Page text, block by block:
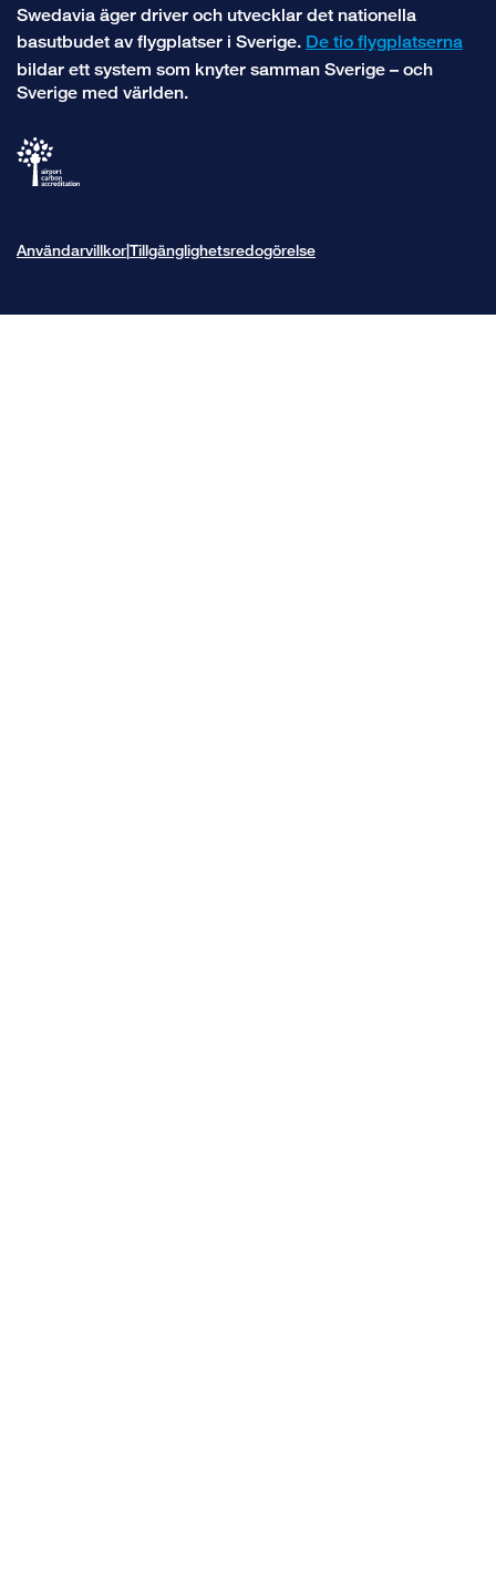
Swedavia äger driver och utvecklar det nationella
basutbudet av flygplatser i Sverige. De tio flygplatserna
bildar ett system som knyter samman Sverige – och
Sverige med världen.
Användarvillkor|Tillgänglighetsredogörelse